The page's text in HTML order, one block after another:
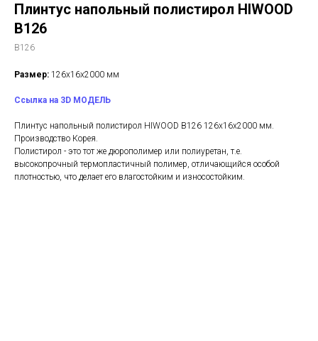
Плинтус напольный полистирол HIWOOD
B126
B126
Размер: 126х16х2000 мм
Ссылка на 3D МОДЕЛЬ
Плинтус напольный полистирол HIWOOD B126 126х16х2000 мм.
Производство Корея.
Полистирол - это тот же дюрополимер или полиуретан, т.е.
высокопрочный термопластичный полимер, отличающийся особой
плотностью, что делает его влагостойким и износостойким.